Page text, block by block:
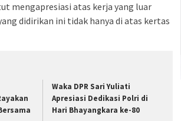
mengapresiasi atas kerja yang luar
didirikan ini tidak hanya di atas kertas
Waka DPR Sari Yuliati
Apresiasi Dedikasi Polri di
Hari Bhayangkara ke-80